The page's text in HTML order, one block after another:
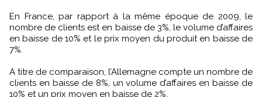
En France, par rapport à la même époque de 2009, le
nombre de clients est en baisse de 3%, le volume d’affaires
en baisse de 10% et le prix moyen du produit en baisse de
7%.
A titre de comparaison, l’Allemagne compte un nombre de
clients en baisse de 8%, un volume d’affaires en baisse de
10% et un prix moyen en baisse de 2%.